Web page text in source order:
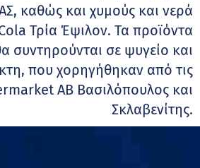
καθώς και χυμούς και νερά
Τρία Έψιλον. Τα προϊόντα
συντηρούνται σε ψυγείο και
που χορηγήθηκαν από τις
AB Βασιλόπουλος και
Σκλαβενίτης.